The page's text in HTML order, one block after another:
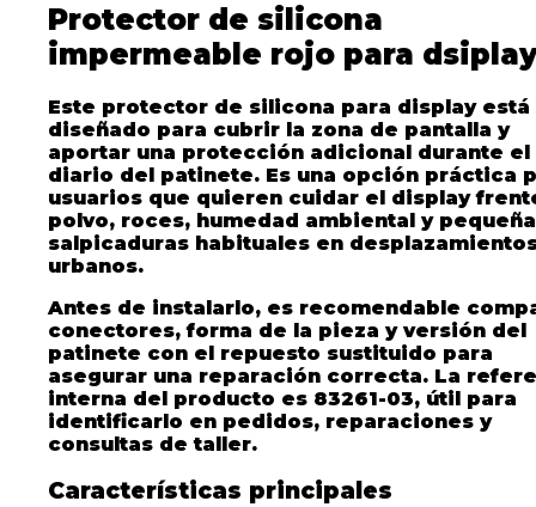
Protector de silicona
impermeable rojo para dsiplay
Este protector de silicona para display está
diseñado para cubrir la zona de pantalla y
aportar una protección adicional durante el
diario del patinete. Es una opción práctica
usuarios que quieren cuidar el display
polvo, roces, humedad ambiental y
salpicaduras habituales en
urbanos.
Antes de instalarlo, es recomendable
conectores, forma de la pieza y versión del
patinete con el repuesto sustituido para
asegurar una reparación correcta. La
interna del producto es 83261-03, útil para
identificarlo en pedidos, reparaciones y
consultas de taller.
Características principales